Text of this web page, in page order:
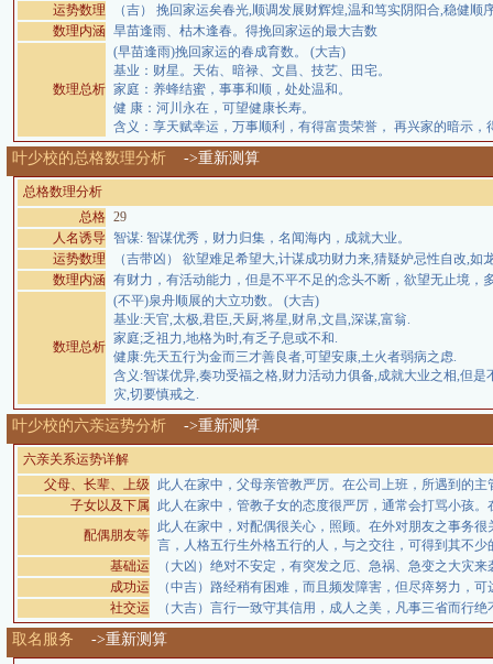
运势数理
（吉） 挽回家运矣春光,顺调发展财辉煌,温和笃实阴阳合,稳健顺
数理内涵 旱苗逢雨、枯木逢春。得挽回家运的最大吉数
数理总析
(早苗逢雨)挽回家运的春成育数。 (大吉)
基业：财星。天佑、暗禄、文昌、技艺、田宅。
家庭：养蜂结蜜，事事和顺，处处温和。
健 康：河川永在，可望健康长寿。
含义：享天赋幸运，万事顺利，有得富贵荣誉， 再兴家的暗示
叶少校的总格数理分析->重新测算
总格数理分析
总格 29
人名诱导 智谋: 智谋优秀，财力归集，名闻海内，成就大业。
运势数理
（吉带凶） 欲望难足希望大,计谋成功财力来,猜疑妒忌性自改,如
数理内涵 有财力，有活动能力，但是不平不足的念头不断，欲望无止境，
数理总析
(不平)泉舟顺展的大立功数。 (大吉)
基业:天官,太极,君臣,天厨,将星,财帛,文昌,深谋,富翁.
家庭;乏祖力,地格为时,有乏子息或不和.
健康:先天五行为金而三才善良者,可望安康,土火者弱病之虑.
含义:智谋优异,奏功受福之格,财力活动力俱备,成就大业之相,但
灾,切要慎戒之.
叶少校的六亲运势分析->重新测算
六亲关系运势详解
父母、长辈、上级
此人在家中，父母亲管教严厉。在公司上班，所遇到的
子女以及下属 此人在家中，管教子女的态度很严厉，通常会打骂小孩
配偶朋友等
此人在家中，对配偶很关心，照顾。在外对朋友之事务
言，人格五行生外格五行的人，与之交往，可得到其不少
基础运
（大凶）绝对不安定，有突发之厄、急祸、急变之大灾
成功运
（中吉）路经稍有困难，而且频发障害，但尽瘁努力，可
社交运
（大吉）言行一致守其信用，成人之美，凡事三省而行
取名服务->重新测算